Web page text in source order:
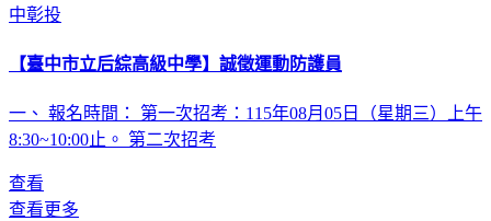
中彰投
【臺中市立后綜高級中學】誠徵運動防護員
一、 報名時間： 第一次招考：115年08月05日（星期三）上午
8:30~10:00止。 第二次招考
查看
查看更多